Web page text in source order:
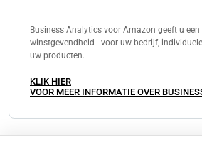
Business Analytics voor Amazon geeft u
winstgevendheid - voor uw bedrijf,
uw producten.
KLIK HIER
VOOR MEER INFORMATIE OVER